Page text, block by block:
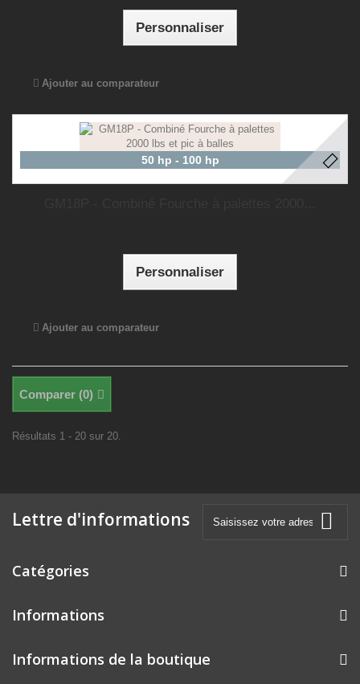
Personnaliser
Ajouter au comparateur
50 hp - 100 hp
Personnaliser
Ajouter au comparateur
Comparer (0)
Résultats 1 - 20 sur 20.
Lettre d'informations
Catégories
Informations
Informations de la boutique